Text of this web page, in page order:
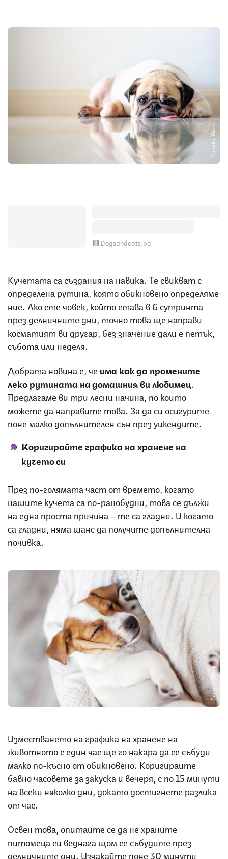
Снимка: iStock
Dogsandcats.bg
Кучетата са създания на навика. Те свикват с
определена рутина, която обикновено определяме
ние. Ако сте човек, който става в 6 сутринта
през делничните дни, точно това ще направи
косматият ви другар, без значение дали е петък,
събота или неделя.
Добрата новина е, че има как да промените
леко рутината на домашния ви любимец.
Предлагаме ви три лесни начина, по които
можете да направите това. За да си осигурите
поне малко допълнителен сън през уикендите.
Коригирайте графика на хранене на
кучето си
През по-голямата част от времето, когато
нашите кучета са по-ранобудни, това се дължи
на една проста причина – те са гладни. И когато
са гладни, няма шанс да получите допълнителна
почивка.
Снимка: iStock
Изместването на графика на хранене на
животното с един час ще го накара да се събуди
малко по-късно от обикновено. Коригирайте
бавно часовете за закуска и вечеря, с по 15 минути
на всеки няколко дни, докато достигнете разлика
от час.
Освен това, опитайте се да не храните
питомеца си веднага щом се събудите през
делничните дни. Изчакайте поне 30 минути